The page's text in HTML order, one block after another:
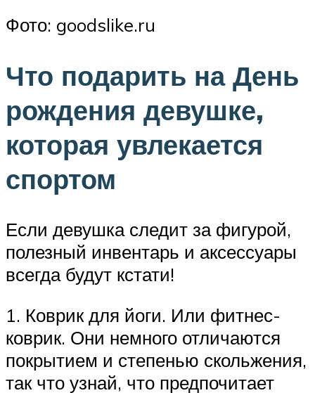
Фото: goodslike.ru
Что подарить на День
рождения девушке,
которая увлекается
спортом
Если девушка следит за фигурой,
полезный инвентарь и аксессуары
всегда будут кстати!
1. Коврик для йоги. Или фитнес-
коврик. Они немного отличаются
покрытием и степенью скольжения,
так что узнай, что предпочитает